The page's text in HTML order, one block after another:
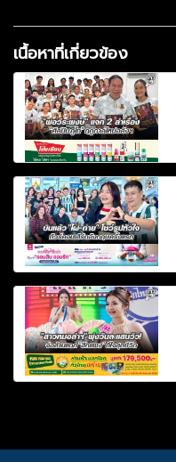
เนื้อหาที่เกี่ยวข้อง